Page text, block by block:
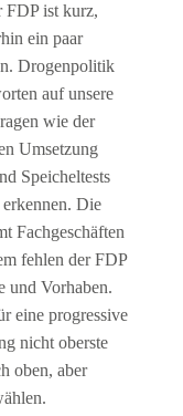
FDP ist kurz,
ein paar
Drogenpolitik
auf unsere
wie der
Umsetzung
Speicheltests
Die
Fachgeschäften
fehlen der FDP
und Vorhaben.
eine progressive
nicht oberste
oben, aber